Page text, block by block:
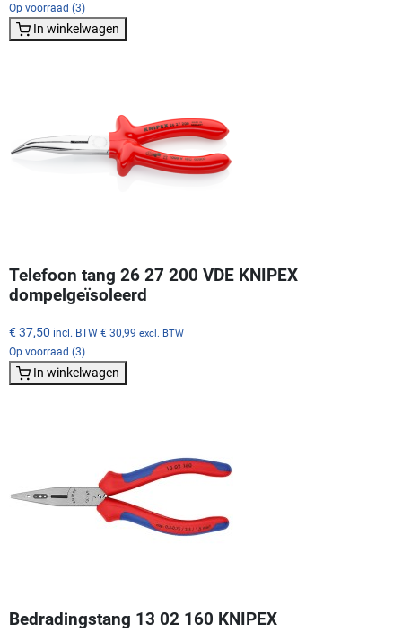
Op voorraad (3)
In winkelwagen
Telefoon tang 26 27 200 VDE KNIPEX
dompelgeïsoleerd
€ 37,50 incl. BTW € 30,99 excl. BTW
Op voorraad (3)
In winkelwagen
Bedradingstang 13 02 160 KNIPEX